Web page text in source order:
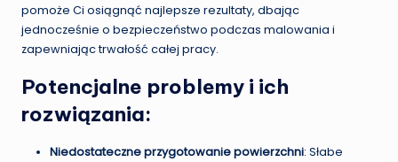
pomoże Ci osiągnąć najlepsze rezultaty, dbając
jednocześnie o bezpieczeństwo podczas malowania i
zapewniając trwałość całej pracy.
Potencjalne problemy i ich
rozwiązania:
Niedostateczne przygotowanie powierzchni: Słabe